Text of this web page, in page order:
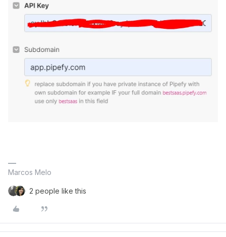
Marcos Melo
2 people like this